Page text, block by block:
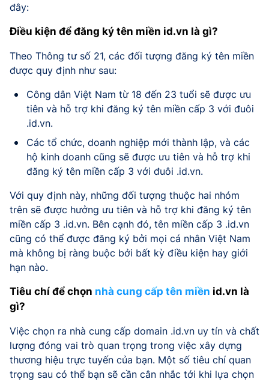
đây:
Điều kiện để đăng ký tên miền id.vn là gì?
Theo Thông tư số 21, các đối tượng đăng ký tên miền
được quy định như sau:
Công dân Việt Nam từ 18 đến 23 tuổi sẽ được ưu
tiên và hỗ trợ khi đăng ký tên miền cấp 3 với đuôi
.id.vn.
Các tổ chức, doanh nghiệp mới thành lập, và các
hộ kinh doanh cũng sẽ được ưu tiên và hỗ trợ khi
đăng ký tên miền cấp 3 với đuôi .id.vn.
Với quy định này, những đối tượng thuộc hai nhóm
trên sẽ được hưởng ưu tiên và hỗ trợ khi đăng ký tên
miền cấp 3 .id.vn. Bên cạnh đó, tên miền cấp 3 .id.vn
cũng có thể được đăng ký bởi mọi cá nhân Việt Nam
mà không bị ràng buộc bởi bất kỳ điều kiện hay giới
hạn nào.
Tiêu chí để chọn nhà cung cấp tên miền id.vn là
gì?
Việc chọn ra nhà cung cấp domain .id.vn uy tín và chất
lượng đóng vai trò quan trọng trong việc xây dựng
thương hiệu trực tuyến của bạn. Một số tiêu chí quan
trọng sau có thể bạn sẽ cần cân nhắc tới khi lựa chọn